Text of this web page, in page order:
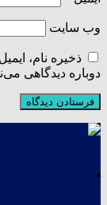
وب‌ سایت
ذخیره نام،
دوباره دیدگاهی